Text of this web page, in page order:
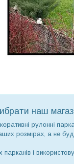
наш
рулонні
розмірах, а не
і